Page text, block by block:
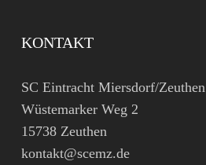
KONTAKT
SC Eintracht Miersdorf/Zeuthen
Wüstemarker Weg 2
15738 Zeuthen
kontakt@scemz.de